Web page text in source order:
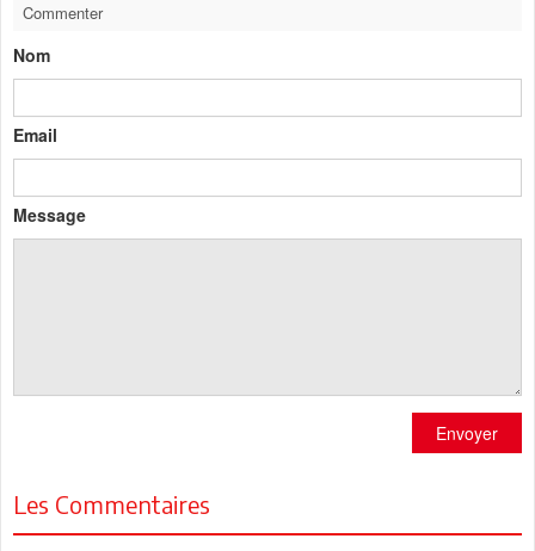
Commenter
Nom
Email
Message
Envoyer
Les Commentaires